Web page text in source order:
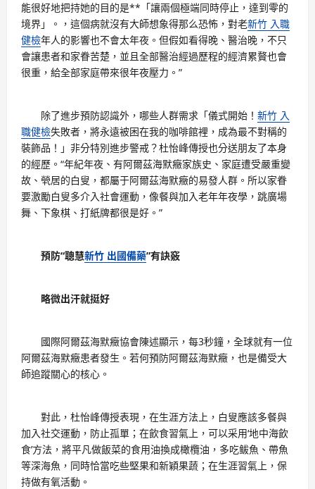
能很好地把持她的目的是**「讓兩個極端同時停止，達到零的
境界」。，這個病就沒有大師想象得那么恐怖，對老新竹 入職
健檢年人的影響也不會太年夜。但假如看得晚、醫治晚，不只
會讓患者和家眷苦楚，並且全部醫治經過歷程的經濟累贅也會
很重，給全部家庭帶來很年夜壓力。”
除了進步預防認識外，哪些人群需求「儀式開始！ 新竹 入
職健檢失敗者，將永遠被困在我的咖啡館裡，成為最不對稱的
裝飾品！」非分特別進步警戒？杜怡峰傳授也分送朋友了本身
的經歷。“年紀年夜、有阿爾茲海默癥家族史、家庭遭受嚴重變
故、煢居的白叟，都屬于阿爾茲海默癥的易發人群。所以家眷
要激勵白叟多介入社會運動，像餐與加入老年年夜學，跳廣場
舞、下象棋、打紙牌都很是好。”
預防“聰慧新竹 出國備藥”有訣竅
略微出汗就挺好
國際阿爾茲海默癥協會陳述顯示，每3秒鐘，全球就有一位
阿爾茲海默癥患者發生。若何預防阿爾茲海默癥，也是備受大
師追蹤關心的核心。
對此，杜怡峰傳授表現，在生涯方法上，白叟應該多餐與
加入社交運動，防止孤單；在飲食習氣上，可以采用‘地中海飲
食’方法，將平凡做飯菜的食用油換成橄欖油，多吃鲅魚、帶魚
等深海魚，同時恰當吃些堅果和新穎果蔬；在生涯習氣上，保
持做有氧活動。